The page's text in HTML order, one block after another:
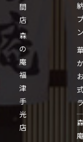
間
店
森
の
庵
福
津
手
光
店
ン